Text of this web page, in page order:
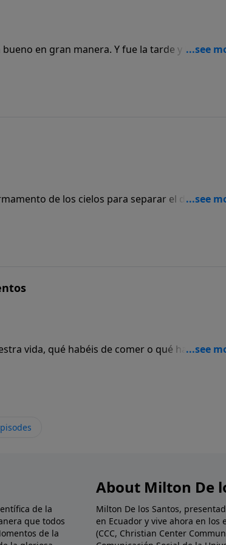
en gran manera. Y fue la tarde y la
de los cielos para separar el día de la
y los años..."
vida, qué habéis de comer o qué habéis de
la vida más que el alimento y el cuerpo más
de la
que todos
de la
About Milton De
Milton De los Santos,
en Ecuador y vive ahora en
(CCC, Christian Center